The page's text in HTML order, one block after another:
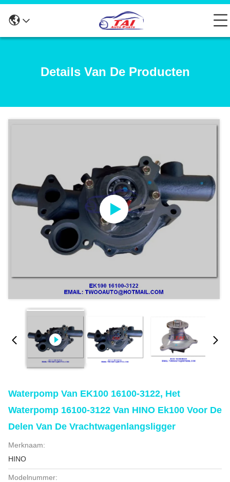
Details Van De Producten
Waterpomp Van EK100 16100-3122, Het
Waterpomp 16100-3122 Van HINO Ek100 Voor De
Delen Van De Vrachtwagenlangsligger
Merknaam:
HINO
Modelnummer: